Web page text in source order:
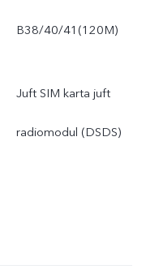
B38/40/41(120M)
Juft SIM karta juft
radiomodul (DSDS)